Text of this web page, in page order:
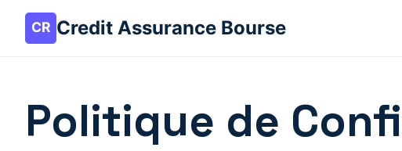
Credit Assurance Bourse
Politique de